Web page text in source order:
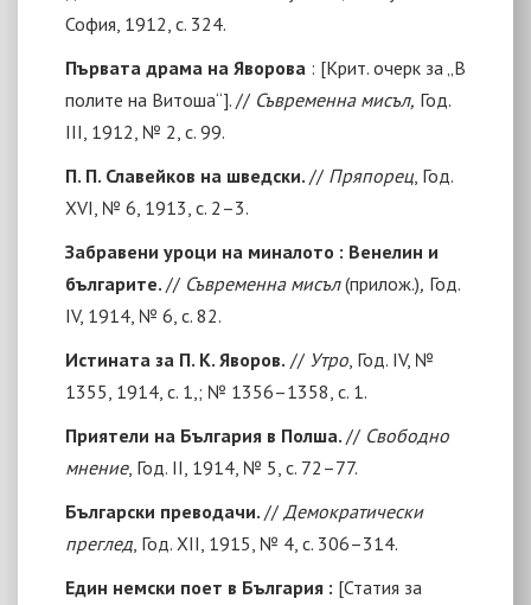
София, 1912, с. 324.
Първата драма на Яворова : [Крит. очерк за „В
полите на Витоша“]. // Съвременна мисъл, Год.
III, 1912, № 2, с. 99.
П. П. Славейков на шведски. // Пряпорец, Год.
ХVI, № 6, 1913, с. 2–3.
Забравени уроци на миналото : Венелин и
българите. // Съвременна мисъл(прилож.), Год.
IV, 1914, № 6, с. 82.
Истината за П. К. Яворов. // Утро , Год. IV, №
1355, 1914, с. 1,; № 1356–1358, с. 1.
Приятели на България в Полша. // Свободно
мнение, Год. II, 1914, № 5, с. 72–77.
Български преводачи. // Демократически
преглед , Год. ХII, 1915, № 4, с. 306–314.
Един немски поет в България : [Статия за